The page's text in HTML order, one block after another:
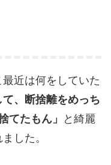
近は何をしていた
て、断捨離をめっち
てたもん」
と綺麗
した。